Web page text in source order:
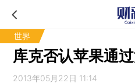
世界
库克否认苹果通
2013年05月22日 11:14